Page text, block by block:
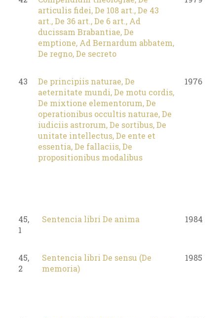
articulis fidei, De 108 art., De 43
art., De 36 art., De 6 art., Ad
ducissam Brabantiae, De
emptione, Ad Bernardum abbatem,
De regno, De secreto
43
De principiis naturae, De
aeternitate mundi, De motu cordis,
De mixtione elementorum, De
operationibus occultis naturae, De
iudiciis astrorum, De sortibus, De
unitate intellectus, De ente et
essentia, De fallaciis, De
propositionibus modalibus
1976
45,
1
Sentencia libri De anima 1984
45,
2
Sentencia libri De sensu (De
memoria)
1985